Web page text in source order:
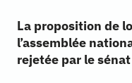
La proposition de
l’assemblée
rejetée par le